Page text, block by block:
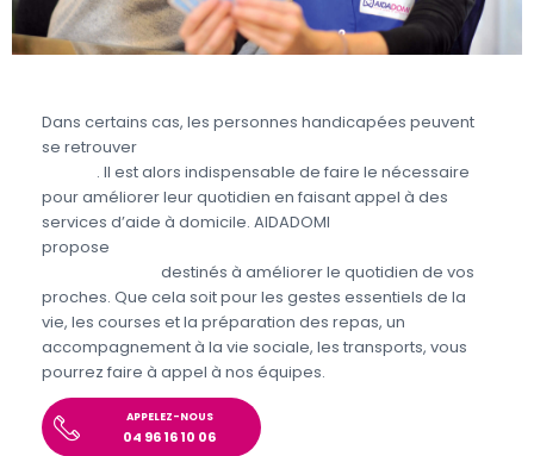
Dans certains cas, les personnes handicapées peuvent
se retrouver
. Il est alors indispensable de faire le nécessaire
pour améliorer leur quotidien en faisant appel à des
services d’aide à domicile. AIDADOMI
propose
destinés à améliorer le quotidien de vos
proches. Que cela soit pour les gestes essentiels de la
vie, les courses et la préparation des repas, un
accompagnement à la vie sociale, les transports, vous
pourrez faire à appel à nos équipes.
APPELEZ-NOUS
04 96 16 10 06